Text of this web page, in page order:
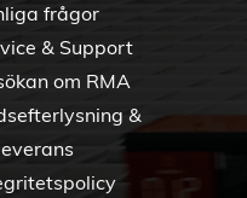
frågor
& Support
om RMA
&